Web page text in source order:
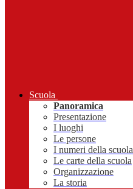
Scuola
Panoramica
Presentazione
I luoghi
Le persone
I numeri della scuola
Le carte della scuola
Organizzazione
La storia